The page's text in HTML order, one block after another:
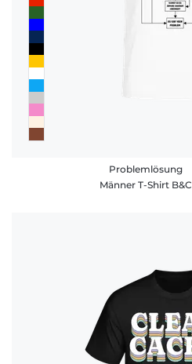
Problemlösung
Männer T-Shirt B&C